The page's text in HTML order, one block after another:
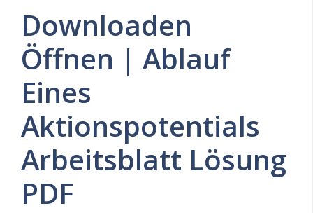
Downloaden
Öffnen | Ablauf
Eines
Aktionspotentials
Arbeitsblatt Lösung
PDF